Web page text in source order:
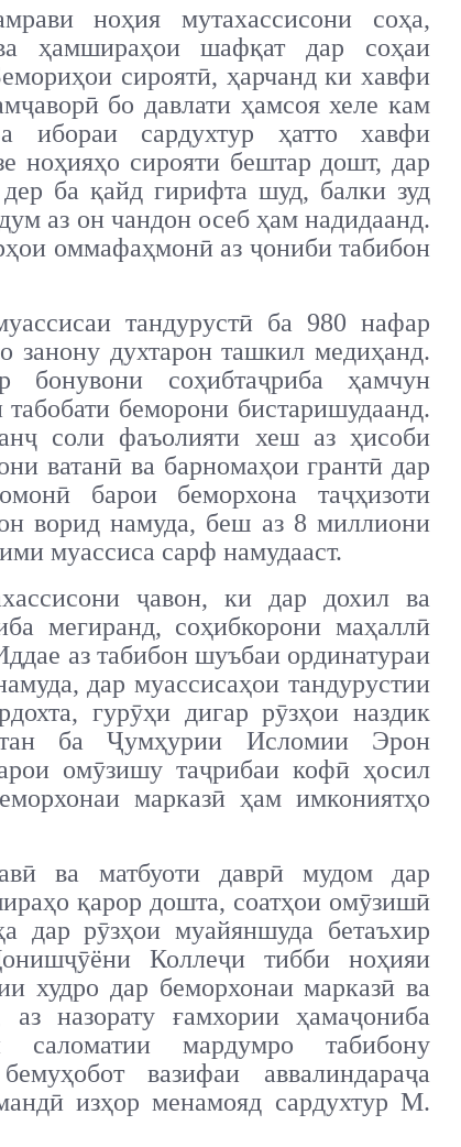
ноҳия мутахассисони соҳа,
ҳамшираҳои шафқат дар соҳаи
сироятӣ, ҳарчанд ки хавфи
бо давлати ҳамсоя хеле кам
ибораи сардухтур ҳатто хавфи
ноҳияҳо сирояти бештар дошт, дар
ба қайд гирифта шуд, балки зуд
аз он чандон осеб ҳам надидаанд.
оммафаҳмонӣ аз ҷониби табибон
тандурустӣ ба 980 нафар
занону духтарон ташкил медиҳанд.
соҳибтаҷриба ҳамчун
беморони бистаришудаанд.
соли фаъолияти хеш аз ҳисоби
ватанӣ ва барномаҳои грантӣ дар
барои беморхона таҷҳизоти
ворид намуда, беш аз 8 миллиони
муассиса сарф намудааст.
ҷавон, ки дар дохил ва
мегиранд, соҳибкорони маҳаллӣ
аз табибон шуъбаи ординатураи
дар муассисаҳои тандурустии
гурӯҳи дигар рӯзҳои наздик
ба Ҷумҳурии Исломии Эрон
омӯзишу таҷрибаи кофӣ ҳосил
марказӣ ҳам имкониятҳо
ва матбуоти даврӣ мудом дар
қарор дошта, соатҳои омӯзишӣ
дар рӯзҳои муайяншуда бетаъхир
Коллеҷи тибби ноҳияи
худро дар беморхонаи марказӣ ва
аз назорату ғамхории ҳамаҷониба
саломатии мардумро табибону
вазифаи аввалиндараҷа
изҳор менамояд сардухтур М.